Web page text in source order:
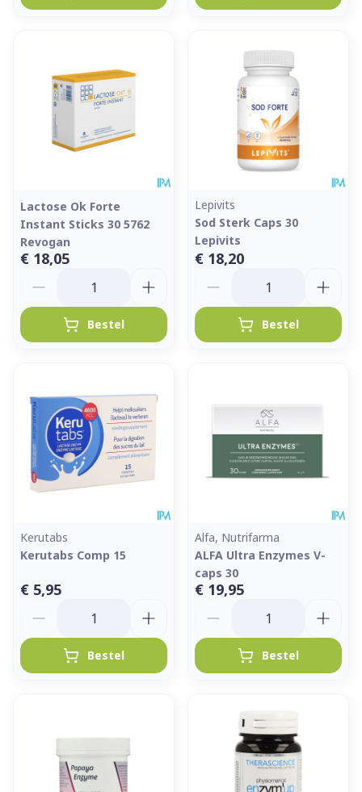
Lactose Ok Forte
Instant Sticks 30 5762
Revogan
€ 18,05
Bestel
Lepivits
Sod Sterk Caps 30
Lepivits
€ 18,20
Bestel
Kerutabs
Kerutabs Comp 15
€ 5,95
Bestel
Alfa, Nutrifarma
ALFA Ultra Enzymes V-
caps 30
€ 19,95
Bestel